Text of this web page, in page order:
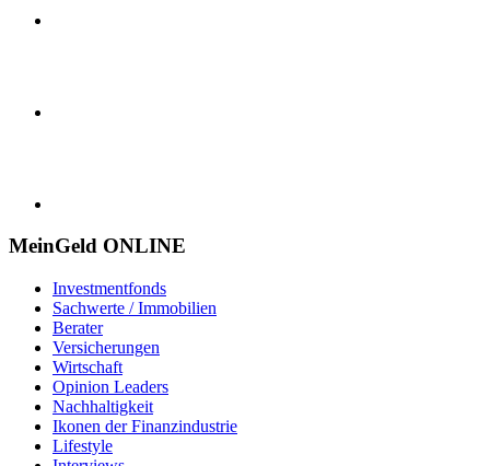
MeinGeld ONLINE
Investmentfonds
Sachwerte / Immobilien
Berater
Versicherungen
Wirtschaft
Opinion Leaders
Nachhaltigkeit
Ikonen der Finanzindustrie
Lifestyle